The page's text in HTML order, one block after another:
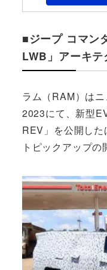
■ジープ コマン
LWB」アーキテ
ラム（RAM）は
2023にて、新型
REV」を公開した
トピックアップの